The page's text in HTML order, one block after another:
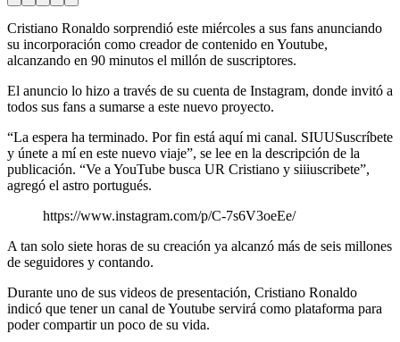
Cristiano Ronaldo sorprendió este miércoles a sus fans anunciando
su incorporación como creador de contenido en Youtube,
alcanzando en 90 minutos el millón de suscriptores.
El anuncio lo hizo a través de su cuenta de Instagram, donde invitó a
todos sus fans a sumarse a este nuevo proyecto.
“La espera ha terminado. Por fin está aquí mi canal. SIUUSuscríbete
y únete a mí en este nuevo viaje”, se lee en la descripción de la
publicación. “Ve a YouTube busca UR Cristiano y siiiuscribete”,
agregó el astro portugués.
https://www.instagram.com/p/C-7s6V3oeEe/
A tan solo siete horas de su creación ya alcanzó más de seis millones
de seguidores y contando.
Durante uno de sus videos de presentación, Cristiano Ronaldo
indicó que tener un canal de Youtube servirá como plataforma para
poder compartir un poco de su vida.